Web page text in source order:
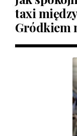
taxi
Gródkiem